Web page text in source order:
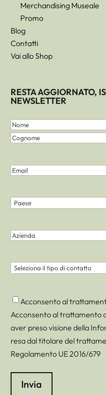
Merchandising Museale
Promo
Blog
Contatti
Vai allo Shop
RESTA AGGIORNATO,
NEWSLETTER
Nome
e
Nome
Email
Paese
Azienda
Contatto (Obbligatorio)
Consenso(Obbligatorio)
Acconsento al
Acconsento al trattamento
aver preso visione della
resa dal titolare del
Regolamento UE 2016/679